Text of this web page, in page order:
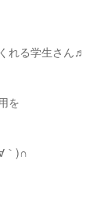
れる学生さん♬
を
｀)∩